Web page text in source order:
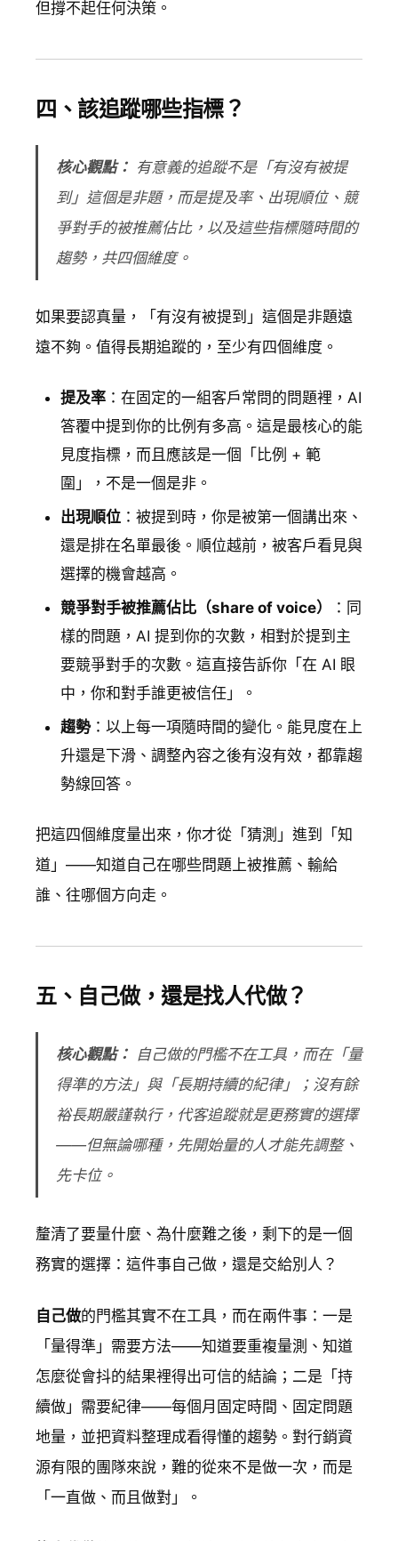
但撐不起任何決策。
四、該追蹤哪些指標？
核心觀點： 有意義的追蹤不是「有沒有被提
到」這個是非題，而是提及率、出現順位、競
爭對手的被推薦佔比，以及這些指標隨時間的
趨勢，共四個維度。
如果要認真量，「有沒有被提到」這個是非題遠
遠不夠。值得長期追蹤的，至少有四個維度。
提及率 ：在固定的一組客戶常問的問題裡，AI
答覆中提到你的比例有多高。這是最核心的能
見度指標，而且應該是一個「比例 + 範
圍」，不是一個是非。
出現順位 ：被提到時，你是被第一個講出來、
還是排在名單最後。順位越前，被客戶看見與
選擇的機會越高。
競爭對手被推薦佔比（share of voice）
：同
樣的問題，AI 提到你的次數，相對於提到主
要競爭對手的次數。這直接告訴你「在 AI 眼
中，你和對手誰更被信任」。
趨勢：以上每一項隨時間的變化。能見度在上
升還是下滑、調整內容之後有沒有效，都靠趨
勢線回答。
把這四個維度量出來，你才從「猜測」進到「知
道」——知道自己在哪些問題上被推薦、輸給
誰、往哪個方向走。
五、自己做，還是找人代做？
核心觀點： 自己做的門檻不在工具，而在「量
得準的方法」與「長期持續的紀律」；沒有餘
裕長期嚴謹執行，代客追蹤就是更務實的選擇
——但無論哪種，先開始量的人才能先調整、
先卡位。
釐清了要量什麼、為什麼難之後，剩下的是一個
務實的選擇：這件事自己做，還是交給別人？
自己做的門檻其實不在工具，而在兩件事：一是
「量得準」需要方法——知道要重複量測、知道
怎麼從會抖的結果裡得出可信的結論；二是「持
續做」需要紀律——每個月固定時間、固定問題
地量，並把資料整理成看得懂的趨勢。對行銷資
源有限的團隊來說，難的從來不是做一次，而是
「一直做、而且做對」。